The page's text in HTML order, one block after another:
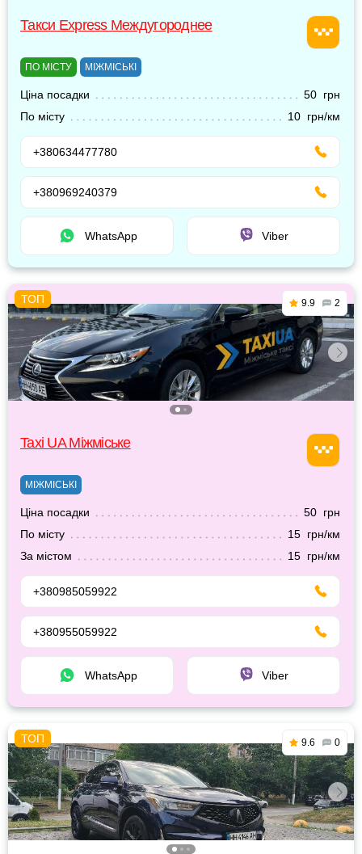
Такси Express Междугороднее
ПО МІСТУ МІЖМІСЬКІ
Ціна посадки
50 грн
По місту
10 грн/км
+380634477780
+380969240379
WhatsApp Viber
9.9 2
Taxi UA Міжміське
МІЖМІСЬКІ
Ціна посадки
50 грн
По місту
15 грн/км
За містом
15 грн/км
+380985059922
+380955059922
WhatsApp Viber
9.6 0